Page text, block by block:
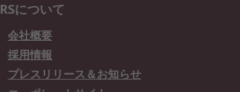
RSについて
会社概要
採用情報
プレスリリース＆お知らせ